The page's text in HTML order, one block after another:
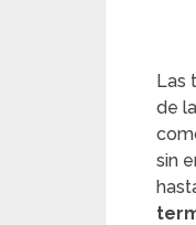
Las
de
sin